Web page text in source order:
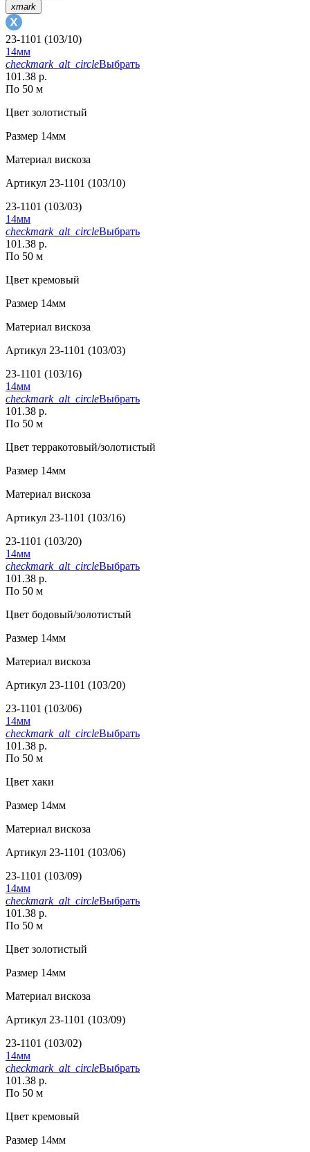
xmark
23-1101 (103/10)
14мм
checkmark_alt_circleВыбрать
101.38 р.
По 50 м
Цвет золотистый
Размер 14мм
Материал вискоза
Артикул 23-1101 (103/10)
23-1101 (103/03)
14мм
checkmark_alt_circleВыбрать
101.38 р.
По 50 м
Цвет кремовый
Размер 14мм
Материал вискоза
Артикул 23-1101 (103/03)
23-1101 (103/16)
14мм
checkmark_alt_circleВыбрать
101.38 р.
По 50 м
Цвет терракотовый/золотистый
Размер 14мм
Материал вискоза
Артикул 23-1101 (103/16)
23-1101 (103/20)
14мм
checkmark_alt_circleВыбрать
101.38 р.
По 50 м
Цвет бодовый/золотистый
Размер 14мм
Материал вискоза
Артикул 23-1101 (103/20)
23-1101 (103/06)
14мм
checkmark_alt_circleВыбрать
101.38 р.
По 50 м
Цвет хаки
Размер 14мм
Материал вискоза
Артикул 23-1101 (103/06)
23-1101 (103/09)
14мм
checkmark_alt_circleВыбрать
101.38 р.
По 50 м
Цвет золотистый
Размер 14мм
Материал вискоза
Артикул 23-1101 (103/09)
23-1101 (103/02)
14мм
checkmark_alt_circleВыбрать
101.38 р.
По 50 м
Цвет кремовый
Размер 14мм